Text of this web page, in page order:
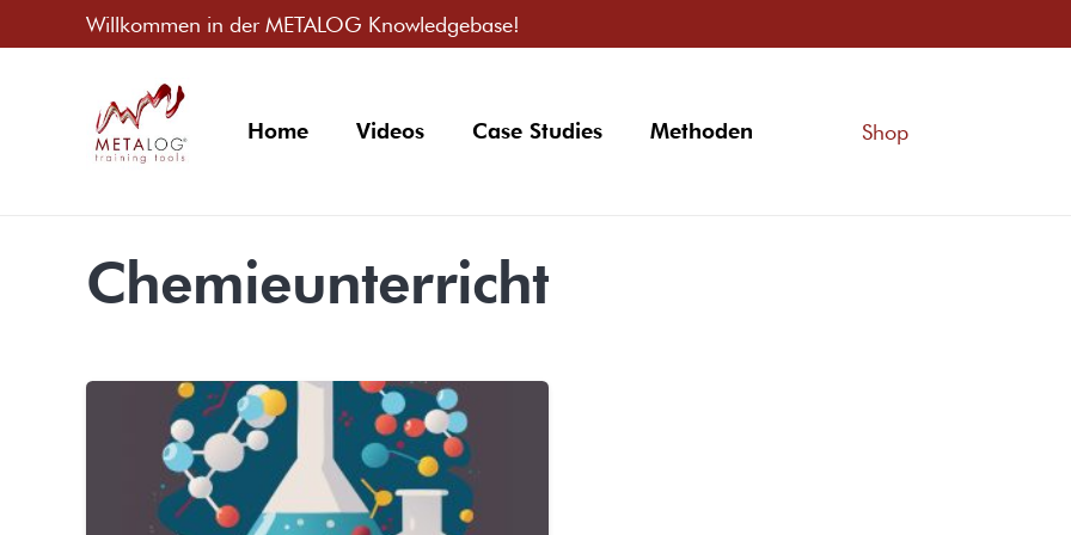
Willkommen in der METALOG Knowledgebase!
Home Videos Case Studies Methoden Shop
Chemieunterricht